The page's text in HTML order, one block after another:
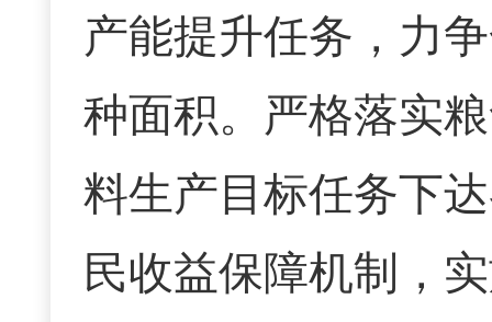
产能提升任务，力
种面积。 严格落实
料生产目标任务下
民收益保障机制，